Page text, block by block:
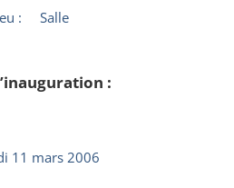
: Salle
:
11 mars 2006